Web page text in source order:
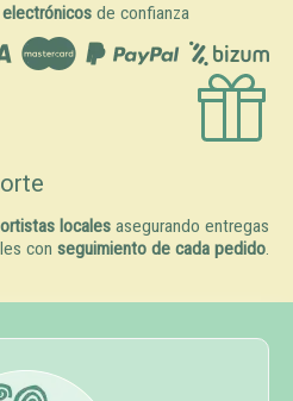
de confianza
locales asegurando entregas
con seguimiento de cada pedido